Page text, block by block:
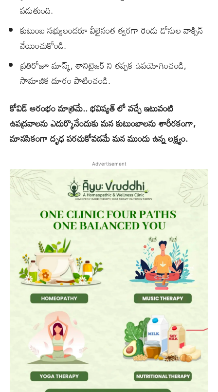
పడుతుంది.
కుటుంబ స‌భ్యులందరూ వీలైనంత త్వరగా రెండు డోసుల‌ వాక్సిన్
వేయించుకోండి.
ప్ర‌తిరోజూ మాస్క్, శానిటైజర్ ని తప్పక ఉపయోగించండి,
సామాజిక దూరం పాటించండి.
కోవిడ్ ఆరంభం మాత్రమే.. భవిష్యత్ లో వచ్చే ఇటువంటి
ఉపద్రవాలను ఎదుర్కొనేందుకు మన కుటుంబాలను శారీరకంగా,
మానసికంగా దృఢ పరచుకోవడమే మన ముందు ఉన్న లక్ష్యం.
Advertisement